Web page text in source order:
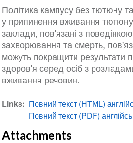
Політика кампусу без тютюну
у припинення вживання тютюну
заклади, пов'язані з
захворювання та смерть,
можуть покращити результати
здоров'я серед осіб з
вживання речовин.
Links
Повний текст (HTML)
Повний текст (PDF)
Attachments